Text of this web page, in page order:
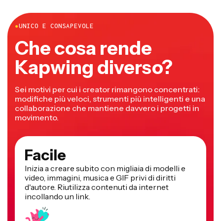
●UNICO E CONSAPEVOLE
Che cosa rende
Kapwing diverso?
Sei motivi per cui i creator rimangono concentrati:
modifiche più veloci, strumenti più intelligenti e una
collaborazione che mantiene davvero i progetti in
movimento.
Facile
Inizia a creare subito con migliaia di modelli e
video, immagini, musica e GIF privi di diritti
d'autore. Riutilizza contenuti da internet
incollando un link.